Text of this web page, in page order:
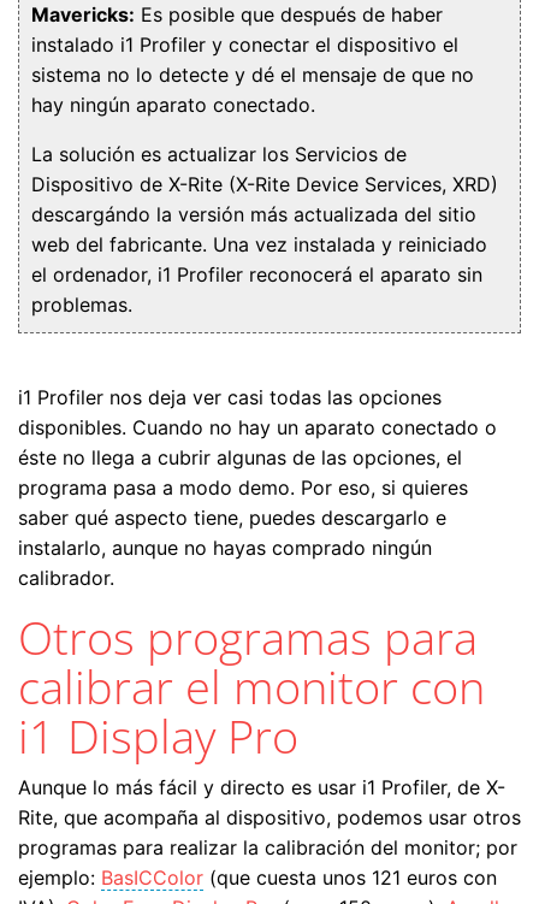
Mavericks: Es posible que después de haber
instalado i1 Profiler y conectar el dispositivo el
sistema no lo detecte y dé el mensaje de que no
hay ningún aparato conectado.
La solución es actualizar los Servicios de
Dispositivo de X-Rite (X-Rite Device Services, XRD)
descargándo la versión más actualizada del sitio
web del fabricante. Una vez instalada y reiniciado
el ordenador, i1 Profiler reconocerá el aparato sin
problemas.
i1 Profiler nos deja ver casi todas las opciones
disponibles. Cuando no hay un aparato conectado o
éste no llega a cubrir algunas de las opciones, el
programa pasa a modo demo. Por eso, si quieres
saber qué aspecto tiene, puedes descargarlo e
instalarlo, aunque no hayas comprado ningún
calibrador.
Otros programas para
calibrar el monitor con
i1 Display Pro
Aunque lo más fácil y directo es usar i1 Profiler, de X-
Rite, que acompaña al dispositivo, podemos usar otros
programas para realizar la calibración del monitor; por
ejemplo: BasICColor (que cuesta unos 121 euros con